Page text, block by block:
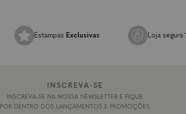
Estampas Exclusivas Loja segura
INSCREVA-SE
INSCREVA-SE NA NOSSA NEWSLETTER E FIQUE
POR DENTRO DOS LANÇAMENTOS E PROMOÇÕES